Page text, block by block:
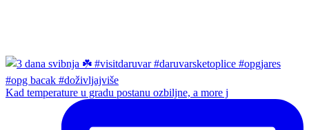
Kad temperature u gradu postanu ozbiljne, a more j